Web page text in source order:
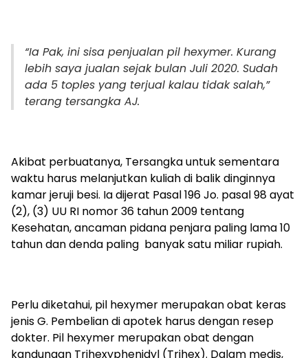
“Ia Pak, ini sisa penjualan pil hexymer. Kurang
lebih saya jualan sejak bulan Juli 2020. Sudah
ada 5 toples yang terjual kalau tidak salah,”
terang tersangka AJ.
Akibat perbuatanya, Tersangka untuk sementara
waktu harus melanjutkan kuliah di balik dinginnya
kamar jeruji besi. Ia dijerat Pasal 196 Jo. pasal 98 ayat
(2), (3) UU RI nomor 36 tahun 2009 tentang
Kesehatan, ancaman pidana penjara paling lama 10
tahun dan denda paling banyak satu miliar rupiah.
Perlu diketahui, pil hexymer merupakan obat keras
jenis G. Pembelian di apotek harus dengan resep
dokter. Pil hexymer merupakan obat dengan
kandungan Trihexyphenidyl (Trihex). Dalam medis,